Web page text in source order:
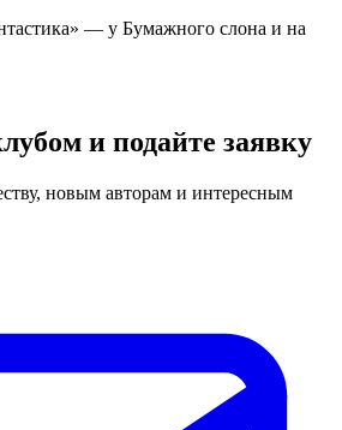
— у Бумажного слона и на
и подайте заявку
новым авторам и интересным